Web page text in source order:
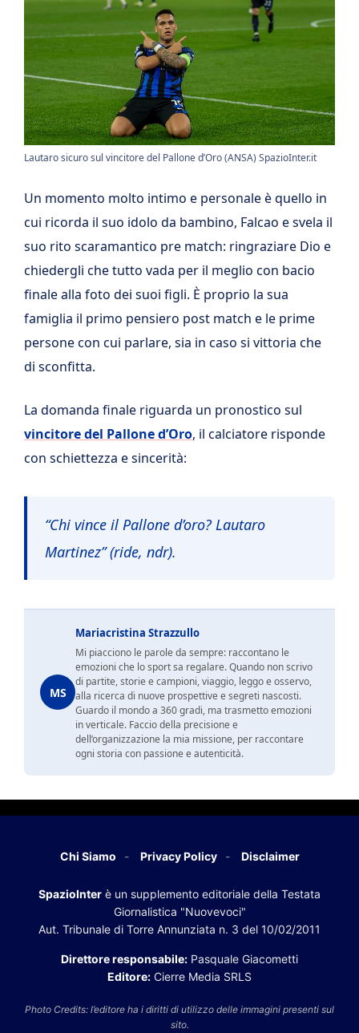
Lautaro sicuro sul vincitore del Pallone d’Oro (ANSA) SpazioInter.it
Un momento molto intimo e personale è quello in
cui ricorda il suo idolo da bambino, Falcao e svela il
suo rito scaramantico pre match: ringraziare Dio e
chiedergli che tutto vada per il meglio con bacio
finale alla foto dei suoi figli. È proprio la sua
famiglia il primo pensiero post match e le prime
persone con cui parlare, sia in caso si vittoria che
di sconfitta.
La domanda finale riguarda un pronostico sul
vincitore del Pallone d’Oro, il calciatore risponde
con schiettezza e sincerità:
“Chi vince il Pallone d’oro? Lautaro
Martinez” (ride, ndr).
MS
Mariacristina Strazzullo
Mi piacciono le parole da sempre: raccontano le
emozioni che lo sport sa regalare. Quando non scrivo
di partite, storie e campioni, viaggio, leggo e osservo,
alla ricerca di nuove prospettive e segreti nascosti.
Guardo il mondo a 360 gradi, ma trasmetto emozioni
in verticale. Faccio della precisione e
dell’organizzazione la mia missione, per raccontare
ogni storia con passione e autenticità.
Chi Siamo Privacy Policy Disclaimer
SpazioInter è un supplemento editoriale della Testata
Giornalistica "Nuovevoci"
Aut. Tribunale di Torre Annunziata n. 3 del 10/02/2011
Direttore responsabile: Pasquale Giacometti
Editore: Cierre Media SRLS
Photo Credits: l’editore ha i diritti di utilizzo delle immagini presenti sul
sito.